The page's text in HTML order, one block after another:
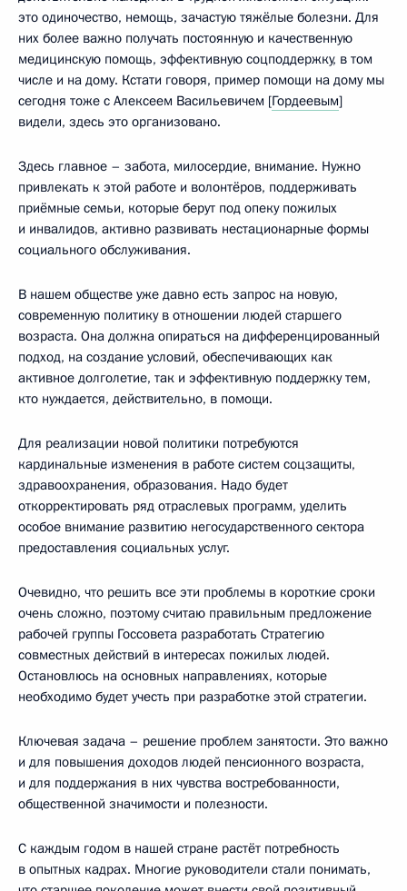
это одиночество, немощь, зачастую тяжёлые болезни. Для
них более важно получать постоянную и качественную
медицинскую помощь, эффективную соцподдержку, в том
числе и на дому. Кстати говоря, пример помощи на дому мы
сегодня тоже с Алексеем Васильевичем [Гордеевым]
видели, здесь это организовано.
Здесь главное – забота, милосердие, внимание. Нужно
привлекать к этой работе и волонтёров, поддерживать
приёмные семьи, которые берут под опеку пожилых
и инвалидов, активно развивать нестационарные формы
социального обслуживания.
В нашем обществе уже давно есть запрос на новую,
современную политику в отношении людей старшего
возраста. Она должна опираться на дифференцированный
подход, на создание условий, обеспечивающих как
активное долголетие, так и эффективную поддержку тем,
кто нуждается, действительно, в помощи.
Для реализации новой политики потребуются
кардинальные изменения в работе систем соцзащиты,
здравоохранения, образования. Надо будет
откорректировать ряд отраслевых программ, уделить
особое внимание развитию негосударственного сектора
предоставления социальных услуг.
Очевидно, что решить все эти проблемы в короткие сроки
очень сложно, поэтому считаю правильным предложение
рабочей группы Госсовета разработать Стратегию
совместных действий в интересах пожилых людей.
Остановлюсь на основных направлениях, которые
необходимо будет учесть при разработке этой стратегии.
Ключевая задача – решение проблем занятости. Это важно
и для повышения доходов людей пенсионного возраста,
и для поддержания в них чувства востребованности,
общественной значимости и полезности.
С каждым годом в нашей стране растёт потребность
в опытных кадрах. Многие руководители стали понимать,